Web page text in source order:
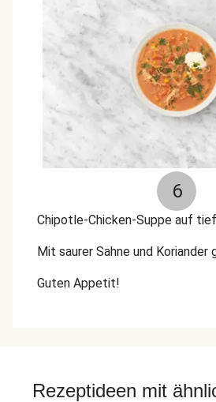
6
Chipotle-Chicken-Suppe auf
Mit saurer Sahne und Koriander
Guten Appetit!
Rezeptideen mit